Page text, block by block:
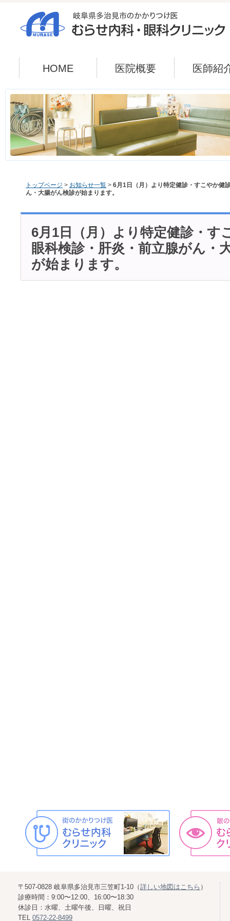
HOME 医院概要 医師紹
トップページ > お知らせ一覧 > 6月1日（月）より特定健診・すこやか健
ん・大腸がん検診が始まります。
6月1日（月）より特定健診・す
眼科検診・肝炎・前立腺がん・
が始まります。
〒507-0828 岐阜県多治見市三笠町1-10（詳しい地図はこちら ）
診療時間：9:00〜12:00、16:00〜18:30
休診日：水曜、土曜午後、日曜、祝日
TEL 0572-22-8499